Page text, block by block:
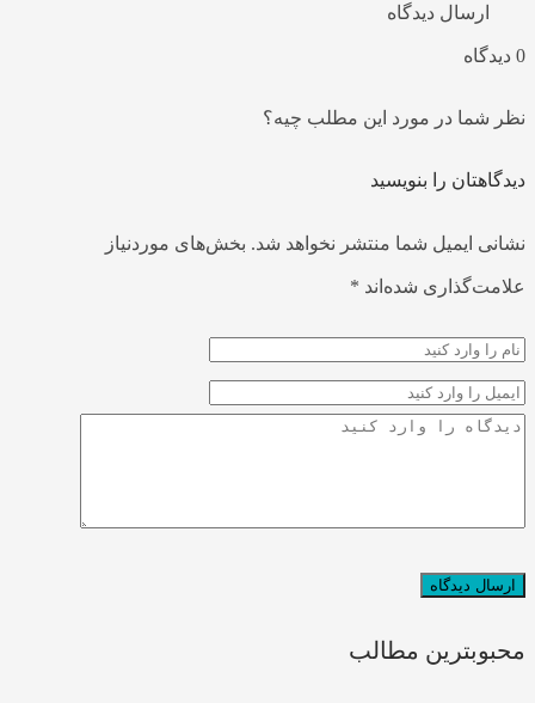
ارسال دیدگاه
0 دیدگاه
نظر شما در مورد این مطلب چیه؟
دیدگاهتان را بنویسید
نشانی ایمیل شما منتشر نخواهد شد. بخش‌های موردنیاز
علامت‌گذاری شده‌اند *
محبوبترین مطالب